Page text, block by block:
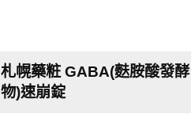
札幌藥粧 GABA(麩胺酸發酵
物)速崩錠